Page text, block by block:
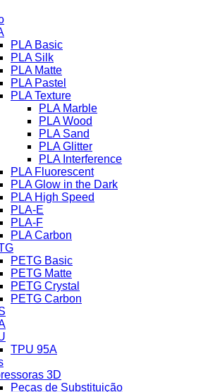
PLA Basic
PLA Silk
PLA Matte
PLA Pastel
PLA Texture
PLA Marble
PLA Wood
PLA Sand
PLA Glitter
PLA Interference
PLA Fluorescent
PLA Glow in the Dark
PLA High Speed
PLA-E
PLA-F
PLA Carbon
PETG Basic
PETG Matte
PETG Crystal
PETG Carbon
TPU 95A
3D
Peças de Substituição